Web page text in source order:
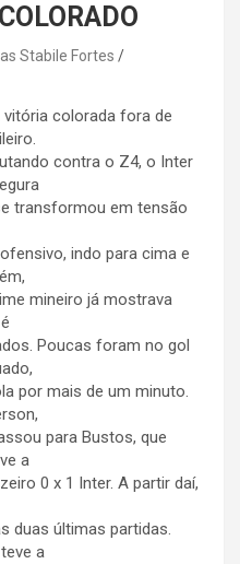
Stabile Fortes
colorada fora de
contra o Z4, o Inter
transformou em tensão
indo para cima e
mineiro já mostrava
Poucas foram no gol
por mais de um minuto.
para Bustos, que
a
0 x 1 Inter. A partir daí,
duas últimas partidas.
a